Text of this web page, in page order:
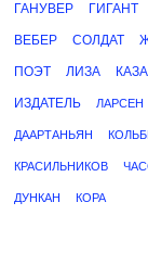
ГАНУВЕР ГИГАНТ
ВЕБЕР СОЛДАТ
ПОЭТ ЛИЗА
ИЗДАТЕЛЬ ЛАРСЕН
ДААРТАНЬЯН
КРАСИЛЬНИКОВ
ДУНКАН КОРА